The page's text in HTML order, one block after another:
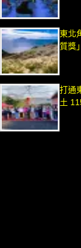
東北
質獎
打通
土